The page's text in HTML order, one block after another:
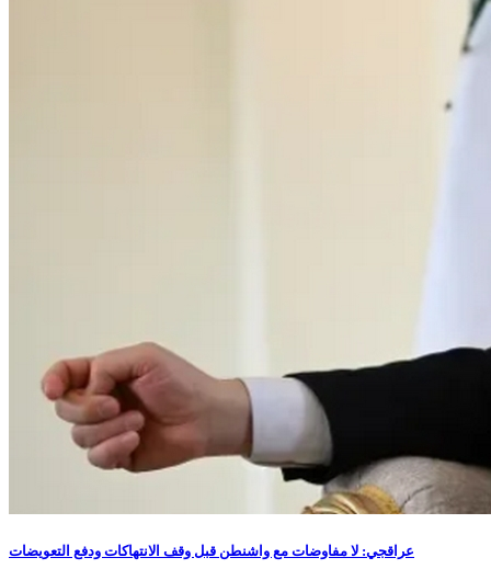
عراقجي: لا مفاوضات مع واشنطن قبل وقف الانتهاكات ودفع التعويضات